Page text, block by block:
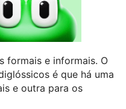
formais e informais. O
é que há uma
e outra para os